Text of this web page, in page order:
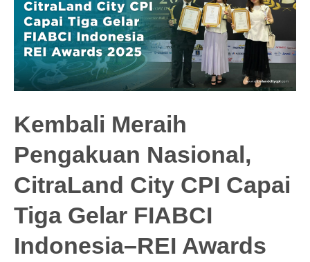
Kembali Meraih
Pengakuan Nasional,
CitraLand City CPI Capai
Tiga Gelar FIABCI
Indonesia–REI Awards